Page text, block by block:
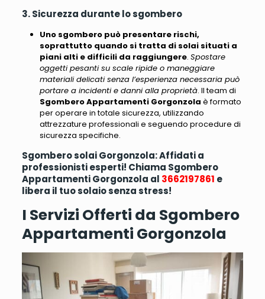
3. Sicurezza durante lo sgombero
Uno sgombero può presentare rischi,
soprattutto quando si tratta di solai situati a
piani alti e difficili da raggiungere. Spostare
oggetti pesanti su scale ripide o maneggiare
materiali delicati senza l’esperienza necessaria può
portare a incidenti e danni alla proprietà. Il team di
Sgombero Appartamenti Gorgonzola è formato
per operare in totale sicurezza, utilizzando
attrezzature professionali e seguendo procedure di
sicurezza specifiche.
Sgombero solai Gorgonzola: Affidati a
professionisti esperti! Chiama Sgombero
Appartamenti Gorgonzola al 3662197861 e
libera il tuo solaio senza stress!
I Servizi Offerti da Sgombero
Appartamenti Gorgonzola